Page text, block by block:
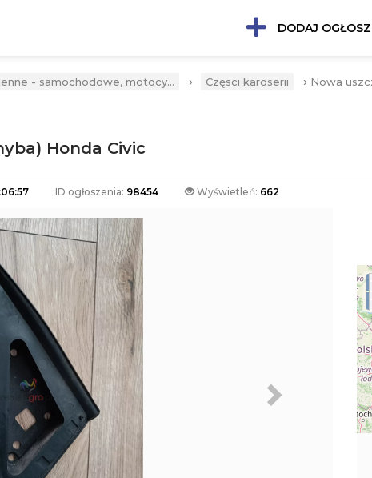
DODAJ
- samochodowe, motocy... › Częsci karoserii › Nowa
Honda Civic
ID ogłoszenia: 98454 Wyświetleń: 662